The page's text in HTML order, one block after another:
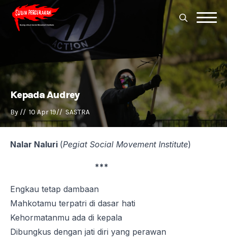
Search
for:
Kepada Audrey
By // 10 Apr 19// SASTRA
Nalar Naluri (Pegiat Social Movement Institute)
***
Engkau tetap dambaan
Mahkotamu terpatri di dasar hati
Kehormatanmu ada di kepala
Dibungkus dengan jati diri yang perawan